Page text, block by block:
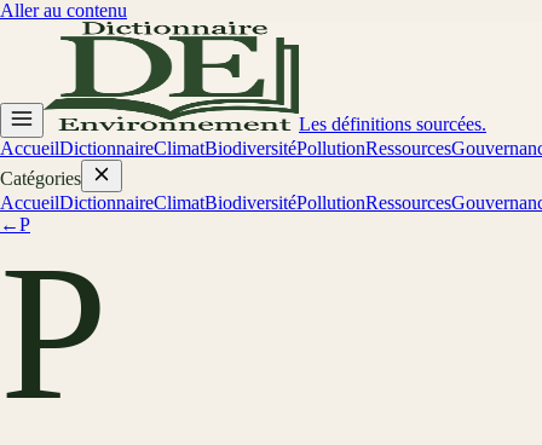
Aller au contenu
Les définitions sourcées.
AccueilDictionnaireClimatBiodiversitéPollutionRessources
Catégories
AccueilDictionnaireClimatBiodiversitéPollutionRessources
←P
P